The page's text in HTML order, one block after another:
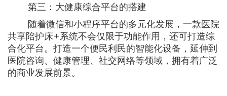
第三：大健康综合平台的搭建
随着微信和小程序平台的多元化发展，一款医院
共享陪护床+系统不会仅限于功能作用，还可打造综
合化平台。打造一个便民利民的智能化设备，延伸到
医院咨询、健康管理、社交网络等领域，拥有着广泛
的商业发展前景。